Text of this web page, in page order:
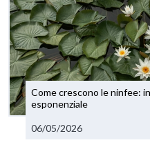
Come crescono le ninfee:
esponenziale
06/05/2026